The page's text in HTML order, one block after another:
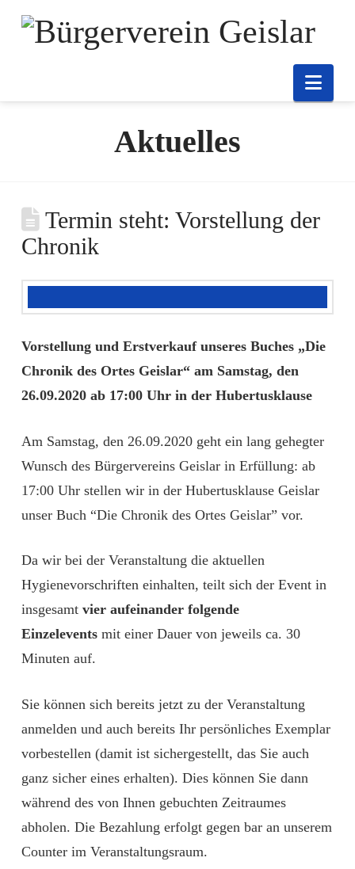
Aktuelles
Termin steht: Vorstellung der
Chronik
Vorstellung und Erstverkauf unseres Buches „Die
Chronik des Ortes Geislar“ am Samstag, den
26.09.2020 ab 17:00 Uhr in der Hubertusklause
Am Samstag, den 26.09.2020 geht ein lang gehegter
Wunsch des Bürgervereins Geislar in Erfüllung: ab
17:00 Uhr stellen wir in der Hubertusklause Geislar
unser Buch “Die Chronik des Ortes Geislar” vor.
Da wir bei der Veranstaltung die aktuellen
Hygienevorschriften einhalten, teilt sich der Event in
insgesamt vier aufeinander folgende
Einzeleventsmit einer Dauer von jeweils ca. 30
Minuten auf.
Sie können sich bereits jetzt zu der Veranstaltung
anmelden und auch bereits Ihr persönliches Exemplar
vorbestellen (damit ist sichergestellt, das Sie auch
ganz sicher eines erhalten). Dies können Sie dann
während des von Ihnen gebuchten Zeitraumes
abholen. Die Bezahlung erfolgt gegen bar an unserem
Counter im Veranstaltungsraum.